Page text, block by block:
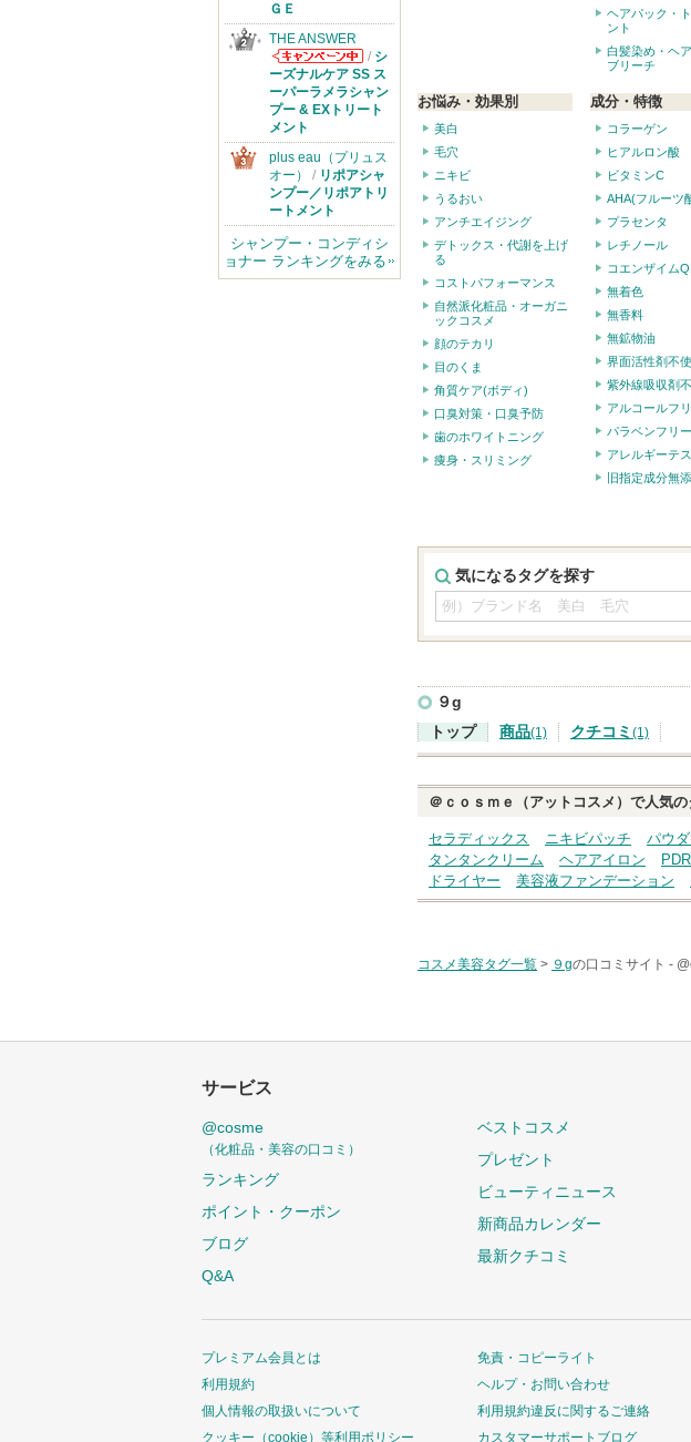
ヘアパック・
ント
白髪染め・ヘ
ブリーチ
お悩み・効果別
美白
毛穴
ニキビ
うるおい
アンチエイジング
デトックス・代謝を上げ
る
コストパフォーマンス
自然派化粧品・オーガニ
ックコスメ
顔のテカリ
目のくま
角質ケア(ボディ)
口臭対策・口臭予防
歯のホワイトニング
痩身・スリミング
成分・特徴
コラーゲン
ヒアルロン酸
ビタミンC
AHA(フルーツ
プラセンタ
レチノール
コエンザイム
無着色
無香料
無鉱物油
界面活性剤不
紫外線吸収剤
アルコールフ
パラベンフリー
アレルギーテ
旧指定成分無
気になるタグを探す
９g
トップ
商品(1) クチコミ (1)
＠ｃｏｓｍｅ（アットコスメ）で人気の
セラディックス ニキビパッチ パウ
タンタンクリーム
ヘアアイロン
ドライヤー
美容液ファンデーション
コスメ美容タグ一覧 > ９gの口コミサイト -
ＧＥ
THE ANSWER
THE ANSWER
からのお知らせ
があります
/ シ
ーズナルケア SS ス
ーパーラメラシャン
プー & EXトリート
メント
plus eau（プリュス
オー）
/ リポアシャ
ンプー／リポアトリ
ートメント
シャンプー・コンディシ
ョナー ランキングをみる
サービス
@cosme
（化粧品・美容の口コミ）
ランキング
ポイント・クーポン
ブログ
Q&A
ベストコスメ
プレゼント
ビューティニュース
新商品カレンダー
最新クチコミ
プレミアム会員とは
利用規約
個人情報の取扱いについて
クッキー（cookie）等利用ポリシー
免責・コピーライト
ヘルプ・お問い合わせ
利用規約違反に関するご連絡
カスタマーサポートブログ